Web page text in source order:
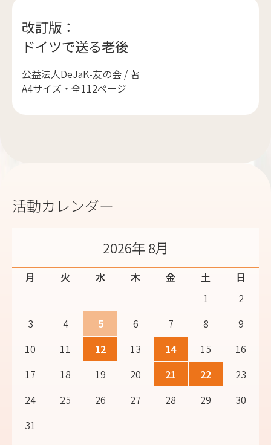
改訂版：
ドイツで送る老後
公益法人DeJaK-友の会 / 著
A4サイズ・全112ページ
活動カレンダー
2026年 8月
月 火 水 木 金 土
日
1
2
3
4 5 6 7 8
9
10
11 12 13 14 15
16
17
18 19 20 21 22
23
24
25 26 27 28 29
30
31